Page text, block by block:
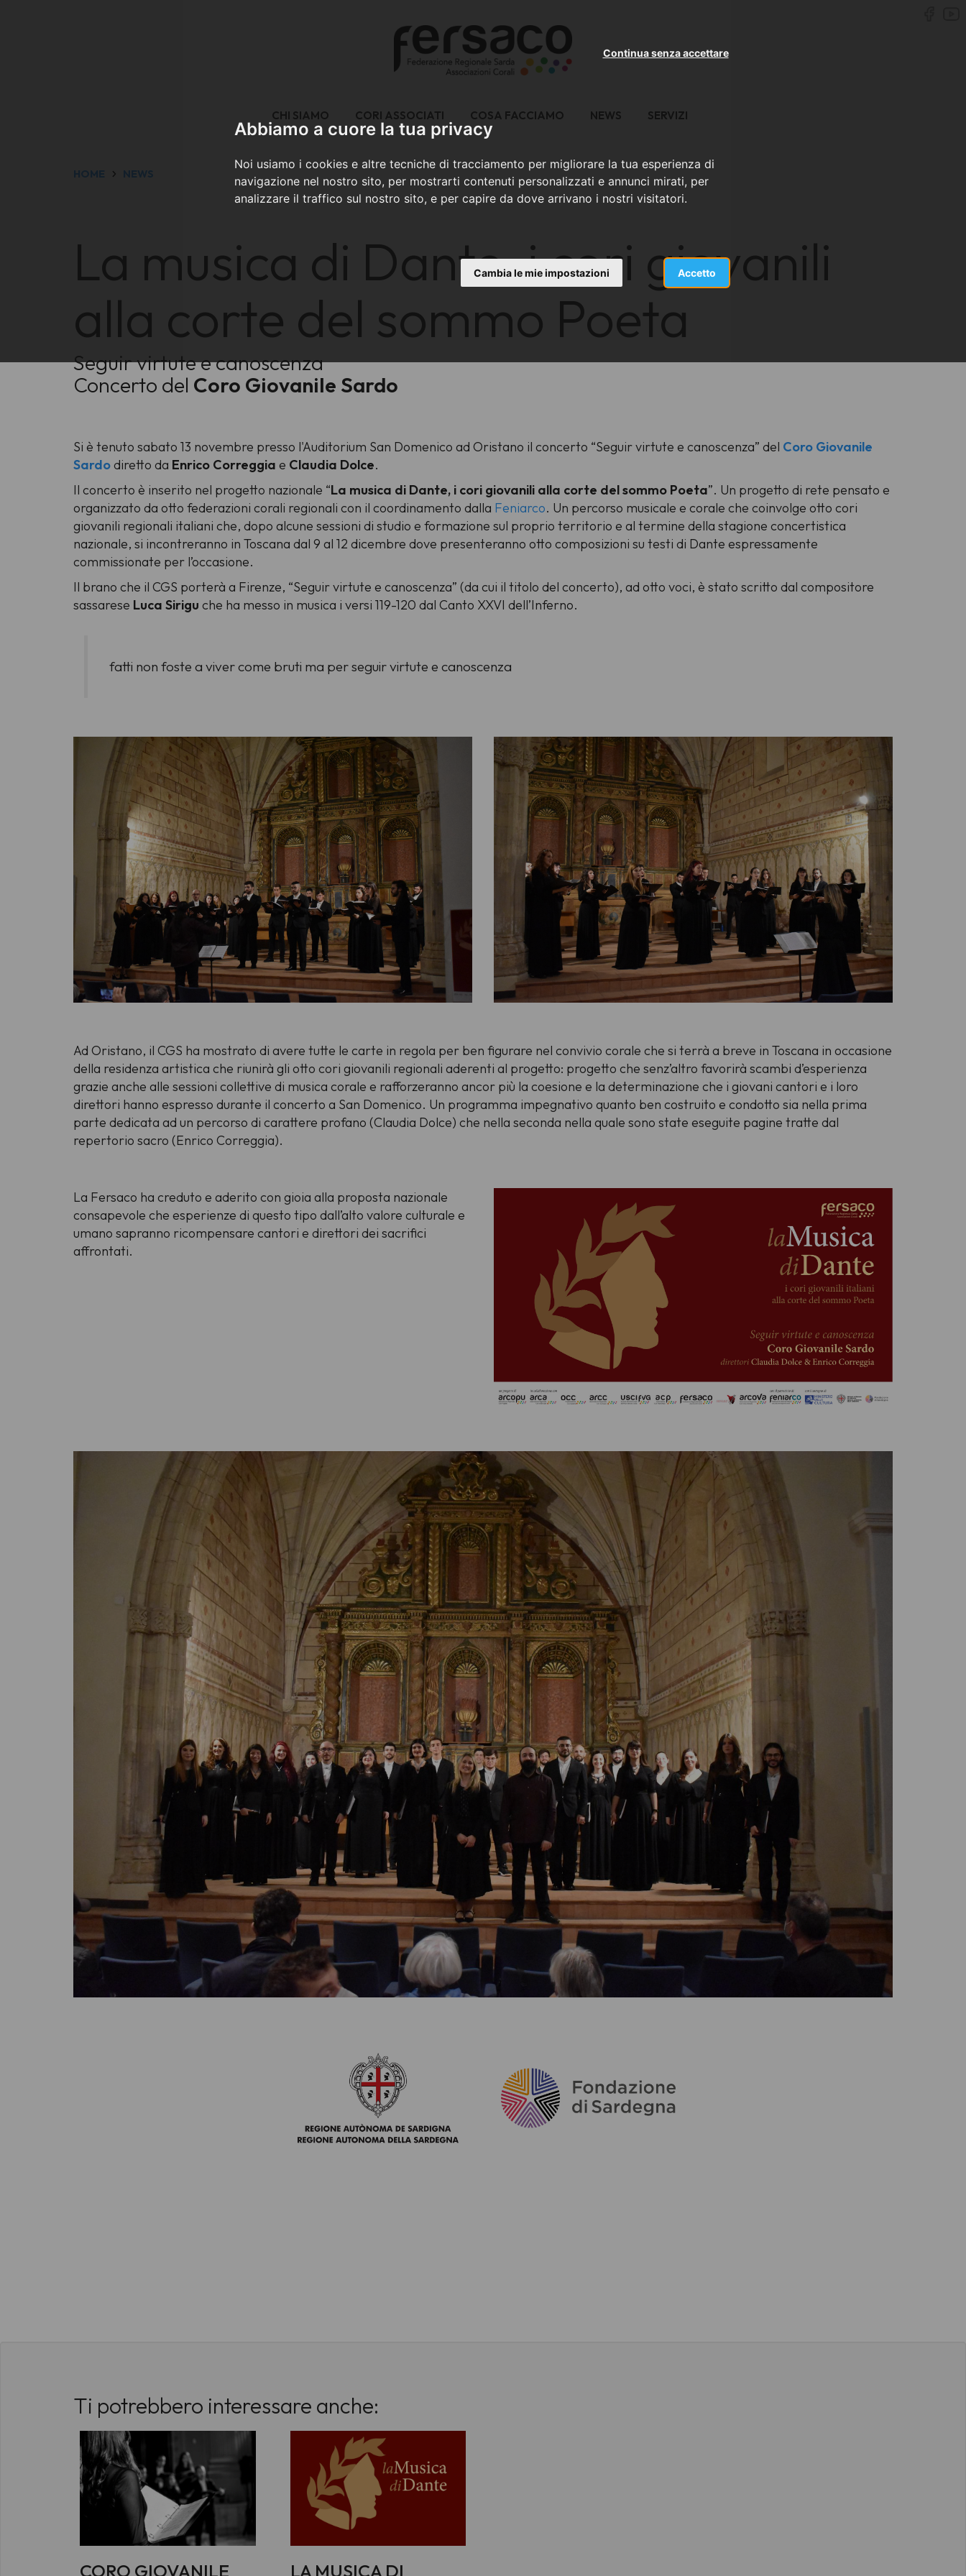
Abbiamo a cuore la tua privacy
Noi usiamo i cookies e altre tecniche di tracciamento per migliorare la tua esperienza di
navigazione nel nostro sito, per mostrarti contenuti personalizzati e annunci mirati, per
analizzare il traffico sul nostro sito, e per capire da dove arrivano i nostri visitatori.
Accetto
Continua senza accettare
Cambia le mie impostazioni
CHI SIAMO CORI ASSOCIATI COSA FACCIAMO NEWS SERVIZI
HOME NEWS
La musica di Dante, i cori giovanili
alla corte del sommo Poeta
Seguir virtute e canoscenza
Concerto del Coro Giovanile Sardo
Si è tenuto sabato 13 novembre presso l'Auditorium San Domenico ad Oristano il concerto “Seguir virtute e canoscenza” del Coro Giovanile
Sardo​diretto da Enrico Correggia​ e Claudia Dolce.
Il concerto è inserito nel progetto nazionale “La musica di Dante, i cori giovanili alla corte del sommo Poeta”. Un progetto di rete pensato e
organizzato da otto federazioni corali regionali con il coordinamento dalla Feniarco. Un percorso musicale e corale che coinvolge otto cori
giovanili regionali italiani che, dopo alcune sessioni di studio e formazione sul proprio territorio e al termine della stagione concertistica
nazionale, si incontreranno in Toscana dal 9 al 12 dicembre dove presenteranno otto composizioni su testi di Dante espressamente
commissionate per l’occasione.
Il brano che il CGS porterà a Firenze, “Seguir virtute e canoscenza” (da cui il titolo del concerto), ad otto voci, è stato scritto dal compositore
sassarese Luca Sirigu ​ che ha messo in musica i versi 119-120 dal Canto XXVI dell’Inferno.
fatti non foste a viver come bruti ma per seguir virtute e canoscenza
Ad Oristano, il CGS ha mostrato di avere tutte le carte in regola per ben figurare nel convivio corale che si terrà a breve in Toscana in occasione
della residenza artistica che riunirà gli otto cori giovanili regionali aderenti al progetto: progetto che senz’altro favorirà scambi d’esperienza
grazie anche alle sessioni collettive di musica corale e rafforzeranno ancor più la coesione e la determinazione che i giovani cantori e i loro
direttori hanno espresso durante il concerto a San Domenico. Un programma impegnativo quanto ben costruito e condotto sia nella prima
parte dedicata ad un percorso di carattere profano (Claudia Dolce) che nella seconda nella quale sono state eseguite pagine tratte dal
repertorio sacro (Enrico Correggia).
La Fersaco ha creduto e aderito con gioia alla proposta nazionale
consapevole che esperienze di questo tipo dall’alto valore culturale e
umano sapranno ricompensare cantori e direttori dei sacrifici
affrontati.
Ti potrebbero interessare anche:
CORO GIOVANILE LA MUSICA DI